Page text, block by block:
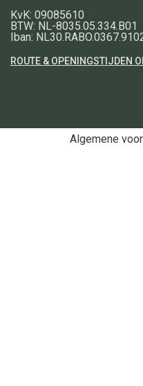
KvK: 09085610
BTW: NL-8035.05.334.B01
Iban:
ROUTE & OPENINGSTIJDEN
Algemene